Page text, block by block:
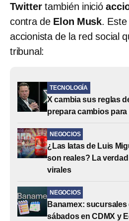
Twittertambién inició
contra de Elon Musk.
accionista de la red social
tribunal:
TECNOLOGÍA
X cambia sus reglas
prepara cambios
NEGOCIOS
¿Las latas de Luis
son reales? La
virales
NEGOCIOS
Banamex:
sábados en CDMX y